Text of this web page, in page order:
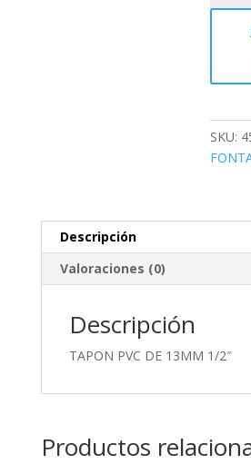
DE
SKU:
Descripción
Valoraciones (0)
Descripción
TAPON PVC DE 13MM 1/2″
Productos